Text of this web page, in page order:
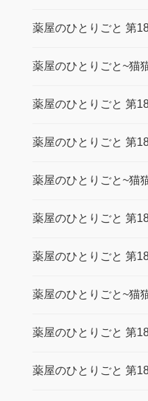
薬屋のひとりごと 第
薬屋のひとりごと~猫
薬屋のひとりごと 第
薬屋のひとりごと 第
薬屋のひとりごと~猫
薬屋のひとりごと 第
薬屋のひとりごと 第
薬屋のひとりごと~猫
薬屋のひとりごと 第
薬屋のひとりごと 第